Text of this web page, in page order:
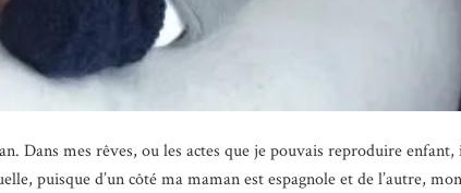
Dans mes rêves, ou les actes que je pouvais reproduire
puisque d’un côté ma maman est espagnole et de l’autre,